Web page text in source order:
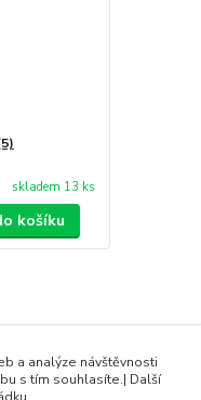
skladem 13 ks
košíku
a analýze návštěvnosti
s tím souhlasíte.| Další